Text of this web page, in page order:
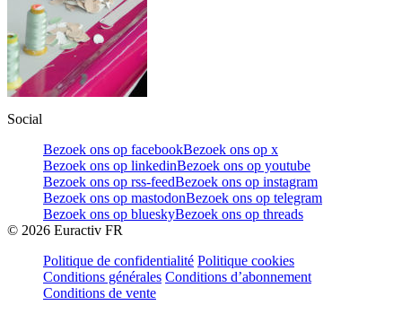
Social
Bezoek ons op facebookBezoek ons op x
Bezoek ons op linkedinBezoek ons op youtube
Bezoek ons op rss-feedBezoek ons op instagram
Bezoek ons op mastodonBezoek ons op telegram
Bezoek ons op blueskyBezoek ons op threads
© 2026 Euractiv FR
Politique de confidentialité Politique cookies
Conditions générales Conditions d’abonnement
Conditions de vente